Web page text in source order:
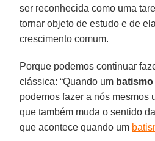
ser reconhecida como uma
tornar objeto de estudo e de
crescimento comum.
Porque podemos continuar
clássica: “Quando um batismo
podemos fazer a nós mesmos
que também muda o sentido
que acontece quando um